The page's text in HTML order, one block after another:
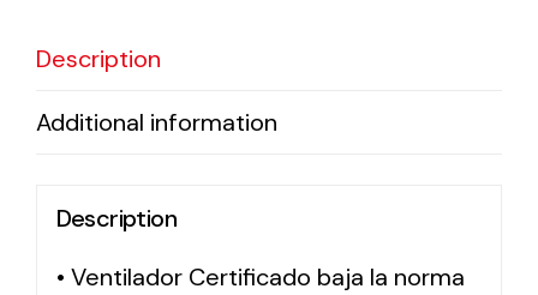
Description
Additional information
Description
• Ventilador Certificado baja la norma